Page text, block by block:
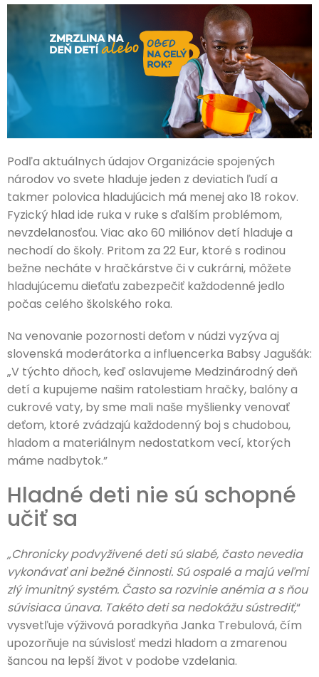
Podľa aktuálnych údajov Organizácie spojených
národov vo svete hladuje jeden z deviatich ľudí a
takmer polovica hladujúcich má menej ako 18 rokov.
Fyzický hlad ide ruka v ruke s ďalším problémom,
nevzdelanosťou. Viac ako 60 miliónov detí hladuje a
nechodí do školy. Pritom za 22 Eur, ktoré s rodinou
bežne necháte v hračkárstve či v cukrárni, môžete
hladujúcemu dieťaťu zabezpečiť každodenné jedlo
počas celého školského roka.
Na venovanie pozornosti deťom v núdzi vyzýva aj
slovenská moderátorka a influencerka Babsy Jagušák:
„V týchto dňoch, keď oslavujeme Medzinárodný deň
detí a kupujeme našim ratolestiam hračky, balóny a
cukrové vaty, by sme mali naše myšlienky venovať
deťom, ktoré zvádzajú každodenný boj s chudobou,
hladom a materiálnym nedostatkom vecí, ktorých
máme nadbytok.”
Hladné deti nie sú schopné
učiť sa
„Chronicky podvyživené deti sú slabé, často nevedia
vykonávať ani bežné činnosti. Sú ospalé a majú veľmi
zlý imunitný systém. Často sa rozvinie anémia a s ňou
súvisiaca únava. Takéto deti sa nedokážu sústrediť,“
vysvetľuje výživová poradkyňa Janka Trebulová, čím
upozorňuje na súvislosť medzi hladom a zmarenou
šancou na lepší život v podobe vzdelania.